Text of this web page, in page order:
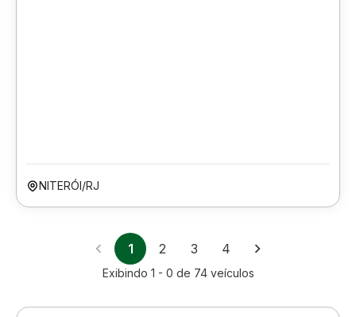
NITERÓI/RJ
1 2 3 4
Exibindo 1 - 0 de 74 veículos